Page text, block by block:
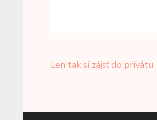
Navigace
Len tak si zájsť do privátu